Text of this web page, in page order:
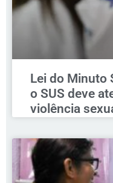
Lei do Minuto
o SUS deve
violência